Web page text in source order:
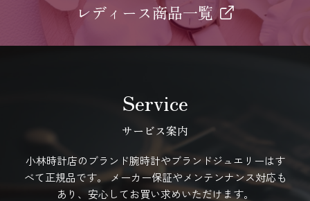
レディース商品一覧
Service
サービス案内
小林時計店のブランド腕時計やブランドジュエリーはす
べて正規品です。
メーカー保証やメンテンナンス対応も
あり、安心してお買い求めいただけます。